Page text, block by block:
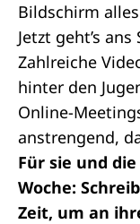
Bildschirm
Jetzt geht’s
Zahlreiche
hinter den
Online-
anstrengend,
Für sie und
Woche:
Zeit, um an